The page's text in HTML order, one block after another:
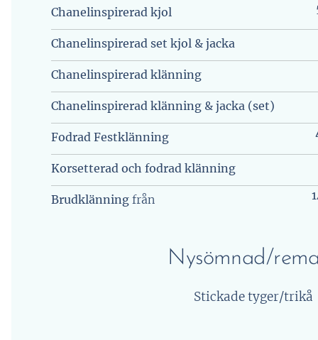
Chanelinspirerad kjol
Chanelinspirerad set kjol & jacka
Chanelinspirerad klänning
Chanelinspirerad klänning & jacka (set)
Fodrad Festklänning
Korsetterad och fodrad klänning
Brudklänning från
Nysömnad/
Stickade tyger/trikå